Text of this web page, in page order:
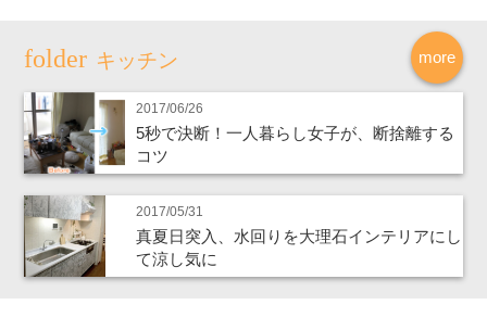
more
キッチン
2017/06/26
5秒で決断！一人暮らし女子が、断捨離する
コツ
2017/05/31
真夏日突入、水回りを大理石インテリアにし
て涼し気に